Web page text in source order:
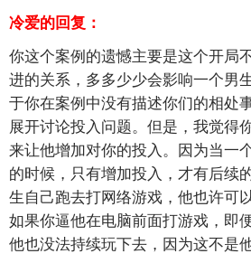
冷爱的回复：
你这个案例的遗憾主要是这个开局
进的关系，多多少少会影响一个男
于你在案例中没有描述你们的相处
展开讨论投入问题。但是，我觉得
来让他增加对你的投入。因为当一
的时候，只有增加投入，才有后续
生自己跑去打网络游戏，他也许可
如果你逼他在电脑前面打游戏，即
他也没法持续玩下去，因为这不是